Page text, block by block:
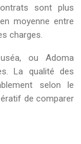
sont plus
moyenne entre
charges.
ou Adoma
La qualité des
selon le
de comparer